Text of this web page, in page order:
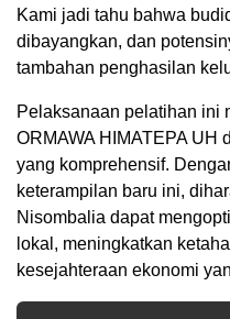
Kami jadi tahu bahwa
dibayangkan, dan
tambahan penghasilan
Pelaksanaan pelatihan ini
ORMAWA HIMATEPA UH
yang komprehensif.
keterampilan baru ini,
Nisombalia dapat
lokal, meningkatkan
kesejahteraan ekonomi